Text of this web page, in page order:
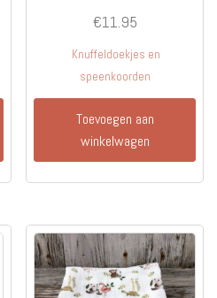
€11.95
Knuffeldoekjes en
speenkoorden
Toevoegen aan
winkelwagen